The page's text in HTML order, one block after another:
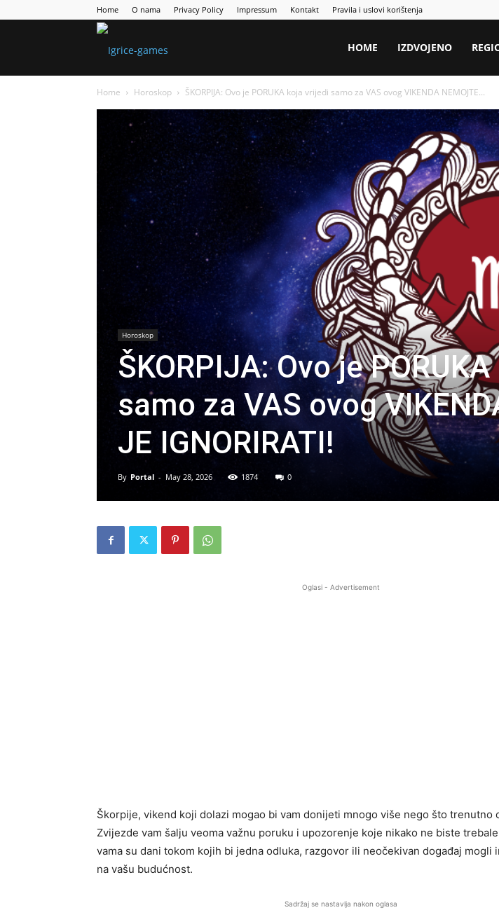
Home O nama Privacy Policy Impressum Kontakt Pravila i uslovi korištenja
HOME IZDVOJENO
Home Horoskop ŠKORPIJA: Ovo je PORUKA koja vrijedi samo za VAS ovog VIKENDA NEMOJTE...
Horoskop
ŠKORPIJA: Ovo je
samo za VAS ovog
JE IGNORIRATI!
By Portal - May 28, 2026 1874 0
Oglasi - Advertisement
Škorpije, vikend koji dolazi mogao bi vam donijeti mnogo više nego što trenutno
Zvijezde vam šalju veoma važnu poruku i upozorenje koje nikako ne biste
vama su dani tokom kojih bi jedna odluka, razgovor ili neočekivan događaj mogli
na vašu budućnost.
Sadržaj se nastavlja nakon oglasa